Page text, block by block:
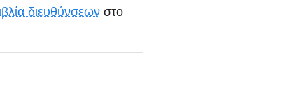
διευθύνσεων στο